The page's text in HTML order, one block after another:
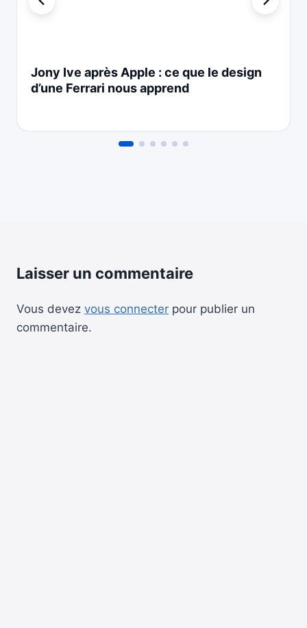
Jony Ive après Apple : ce que le design
d’une Ferrari nous apprend
Laisser un commentaire
Vous devez vous connecter pour publier un
commentaire.